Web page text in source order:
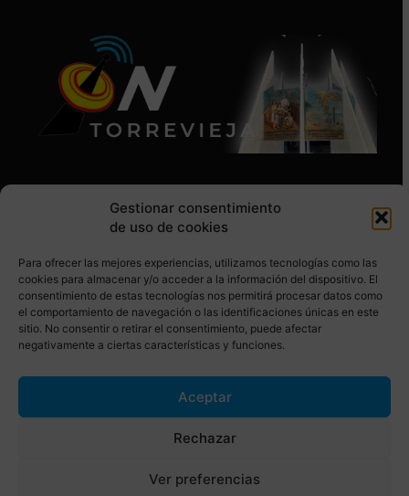
Gestionar consentimiento
de uso de cookies
Para ofrecer las mejores experiencias, utilizamos tecnologías como las
cookies para almacenar y/o acceder a la información del dispositivo. El
consentimiento de estas tecnologías nos permitirá procesar datos como
el comportamiento de navegación o las identificaciones únicas en este
sitio. No consentir o retirar el consentimiento, puede afectar
negativamente a ciertas características y funciones.
Aceptar
Rechazar
Ver preferencias
SÍGUENOS EN REDES SOCIALES
© Torrevieja ON. Desarrollado por